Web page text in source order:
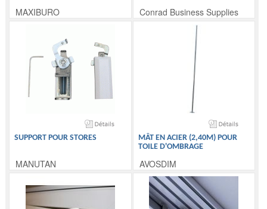
MAXIBURO Conrad Business Supplies
SUPPORT POUR STORES
MANUTAN
MÂT EN ACIER (2,40M) POUR
TOILE D'OMBRAGE
AVOSDIM